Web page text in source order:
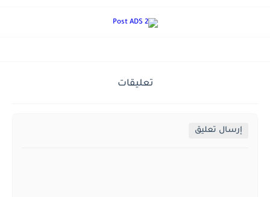
تعليقات
إرسال تعليق